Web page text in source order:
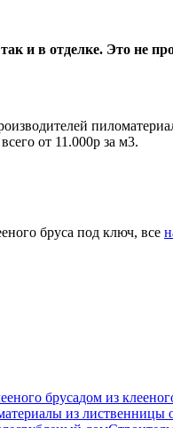
и в отделке. Это не
от 11.000р за м3.
бруса под ключ, все
брусадом из
из лиственницы